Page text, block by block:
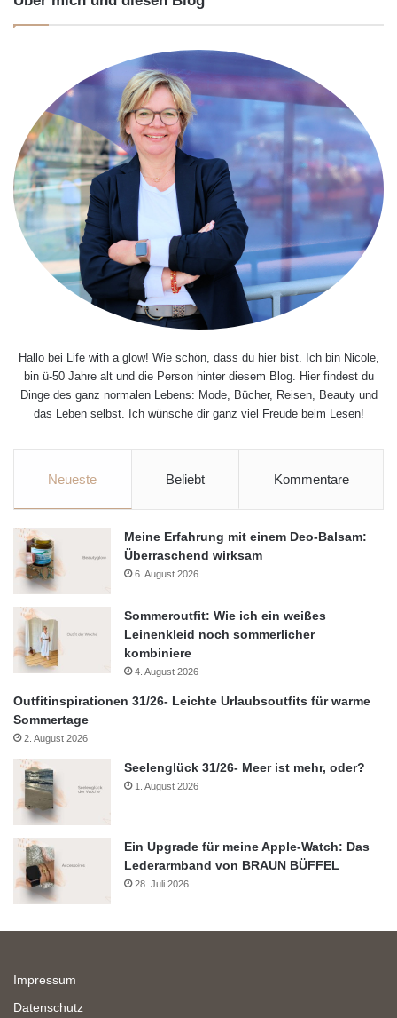
Hallo bei Life with a glow! Wie schön, dass du hier bist. Ich bin Nicole,
bin ü-50 Jahre alt und die Person hinter diesem Blog. Hier findest du
Dinge des ganz normalen Lebens: Mode, Bücher, Reisen, Beauty und
das Leben selbst. Ich wünsche dir ganz viel Freude beim Lesen!
Neueste Beliebt Kommentare
Meine Erfahrung mit einem Deo-Balsam:
Überraschend wirksam
6. August 2026
Sommeroutfit: Wie ich ein weißes
Leinenkleid noch sommerlicher
kombiniere
4. August 2026
Outfitinspirationen 31/26- Leichte Urlaubsoutfits für warme
Sommertage
2. August 2026
Seelenglück 31/26- Meer ist mehr, oder?
1. August 2026
Ein Upgrade für meine Apple-Watch: Das
Lederarmband von BRAUN BÜFFEL
28. Juli 2026
Impressum
Datenschutz